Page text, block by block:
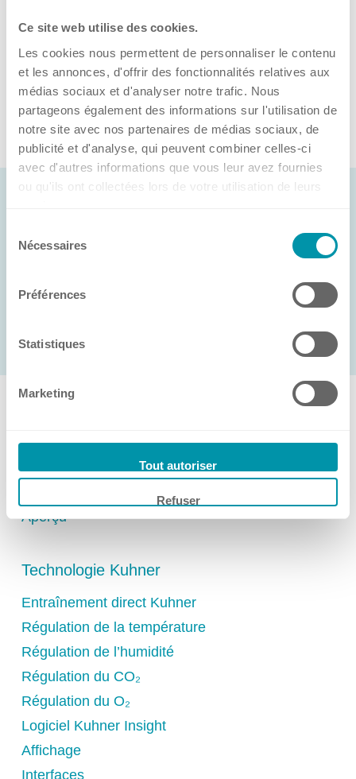
Ce site web utilise des cookies.
Les cookies nous permettent de personnaliser le contenu
et les annonces, d'offrir des fonctionnalités relatives aux
médias sociaux et d'analyser notre trafic. Nous
partageons également des informations sur l'utilisation de
notre site avec nos partenaires de médias sociaux, de
publicité et d'analyse, qui peuvent combiner celles-ci
avec d'autres informations que vous leur avez fournies
ou qu'ils ont collectées lors de votre utilisation de leurs
Nécessaires
Préférences
Statistiques
Marketing
Tout autoriser
Refuser
Contact
Maison mère, filiales et distributeurs
Filiales
Allemagne
Espagne
France
Royaume-Uni
Singapour
Retour
Kuhner Kuhner Shaker Ireland Ltd.
Gamme de produits
Aperçu
Technologie Kuhner
Entraînement direct Kuhner
Régulation de la température
Régulation de l’humidité
Régulation du CO₂
Régulation du O₂
Logiciel Kuhner Insight
Affichage
Interfaces